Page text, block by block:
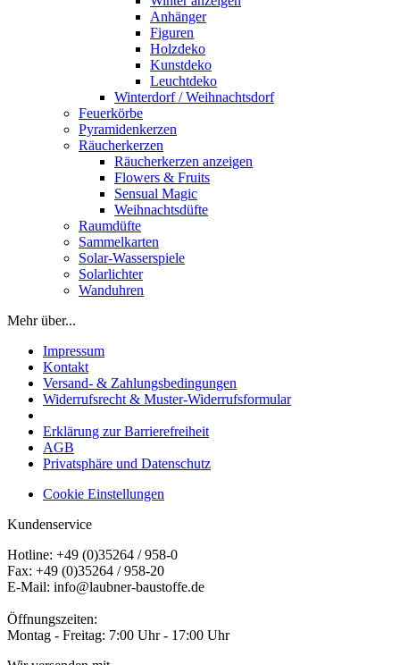
Anhänger
Figuren
Holzdeko
Kunstdeko
Leuchtdeko
Winterdorf / Weihnachtsdorf
Feuerkörbe
Pyramidenkerzen
Räucherkerzen
Räucherkerzen anzeigen
Flowers & Fruits
Sensual Magic
Weihnachtsdüfte
Raumdüfte
Sammelkarten
Solar-Wasserspiele
Solarlichter
Wanduhren
Mehr über...
Impressum
Kontakt
Versand- & Zahlungsbedingungen
Widerrufsrecht & Muster-Widerrufsformular
Erklärung zur Barrierefreiheit
AGB
Privatsphäre und Datenschutz
Cookie Einstellungen
Kundenservice
Hotline: +49 (0)35264 / 958-0
Fax: +49 (0)35264 / 958-20
E-Mail: info@laubner-baustoffe.de
Öffnungszeiten:
Montag - Freitag: 7:00 Uhr - 17:00 Uhr